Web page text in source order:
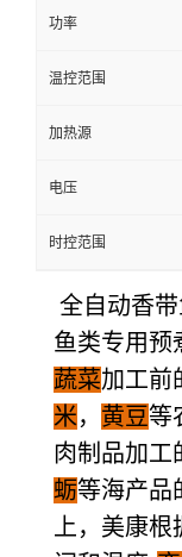
功率
温控范围
加热源
电压
时控范围
全自动香
鱼类专用预
蔬菜加工前
米， 黄豆等
肉制品加工
蛎等海产品
上，美康